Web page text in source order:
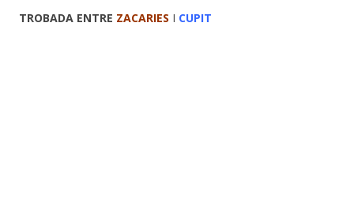
TROBADA ENTRE ZACARIES I CUPIT